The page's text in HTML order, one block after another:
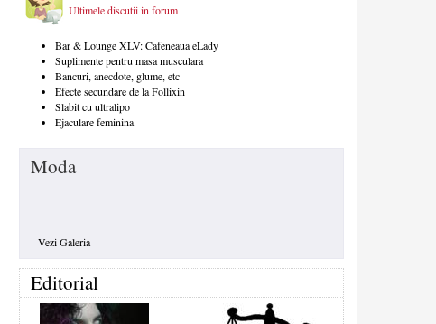
Ultimele discutii in forum
Bar & Lounge XLV: Cafeneaua eLady
Suplimente pentru masa musculara
Bancuri, anecdote, glume, etc
Efecte secundare de la Follixin
Slabit cu ultralipo
Ejaculare feminina
Moda
Vezi Galeria
Editorial